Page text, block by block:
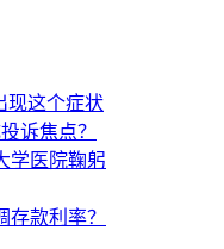
现这个症状
诉焦点？
学医院鞠躬
款利率？